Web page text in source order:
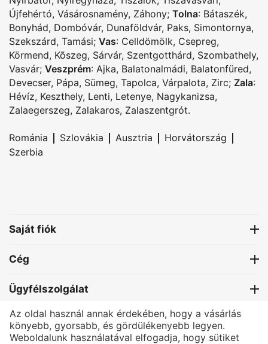
Újfehértó, Vásárosnamény, Záhony; Tolna: Bátaszék,
Bonyhád, Dombóvár, Dunaföldvár, Paks, Simontornya,
Szekszárd, Tamási; Vas: Celldömölk, Csepreg,
Körmend, Kõszeg, Sárvár, Szentgotthárd, Szombathely,
Vasvár; Veszprém: Ajka, Balatonalmádi, Balatonfüred,
Devecser, Pápa, Sümeg, Tapolca, Várpalota, Zirc; Zala:
Hévíz, Keszthely, Lenti, Letenye, Nagykanizsa,
Zalaegerszeg, Zalakaros, Zalaszentgrót.
Románia | Szlovákia | Ausztria | Horvátország |
Szerbia
Saját fiók
Cég
Ügyfélszolgálat
Kapcsolat
Az oldal használ annak érdekében, hogy a vásárlás
könyebb, gyorsabb, és gördülékenyebb legyen.
Weboldalunk használatával elfogadja, hogy sütiket